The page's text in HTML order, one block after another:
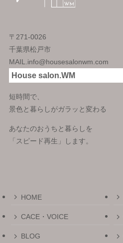
〒271-0026
千葉県松戸市
MAIL.info@housesalonwm.com
House salon.WM
短時間で、
景色と暮らしがガラッと変わる
あなたのおうちと暮らしを
「スピード再生」します。
HOME
CACE・VOICE
BLOG